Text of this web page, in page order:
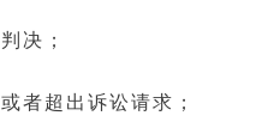
决；
者超出诉讼请求；